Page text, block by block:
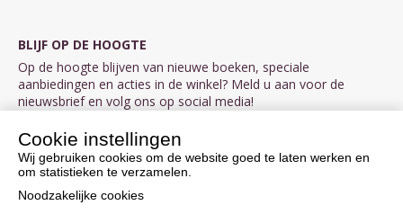
BLIJF OP DE HOOGTE
Op de hoogte blijven van nieuwe boeken, speciale
aanbiedingen en acties in de winkel? Meld u aan voor de
nieuwsbrief en volg ons op social media!
Aanmelden nieuwsbrief
VOLG ONS OP SOCIAL MEDIA
Cookie instellingen
Wij gebruiken cookies om de website goed te laten werken en
om statistieken te verzamelen.
Noodzakelijke cookies